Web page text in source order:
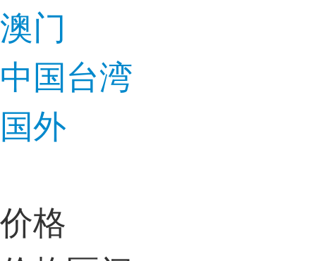
澳门
中国台湾
国外
价格